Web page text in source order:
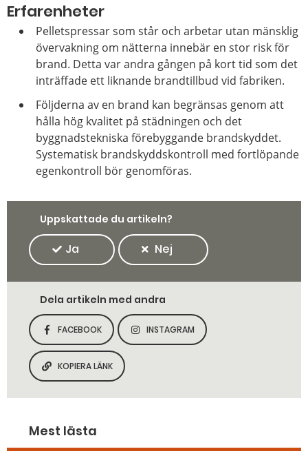
Erfarenheter
Pelletspressar som står och arbetar utan mänsklig
övervakning om nätterna innebär en stor risk för
brand. Detta var andra gången på kort tid som det
inträffade ett liknande brandtillbud vid fabriken.
Följderna av en brand kan begränsas genom att
hålla hög kvalitet på städningen och det
byggnadstekniska förebyggande brandskyddet.
Systematisk brandskyddskontroll med fortlöpande
egenkontroll bör genomföras.
Uppskattade du artikeln?
Ja Nej
Dela artikeln med andra
DELA SIDAN PÅ
FACEBOOK
DELA SIDAN PÅ
INSTAGRAM
KOPIERA SIDANS LÄNK
KOPIERA LÄNK
Mest lästa